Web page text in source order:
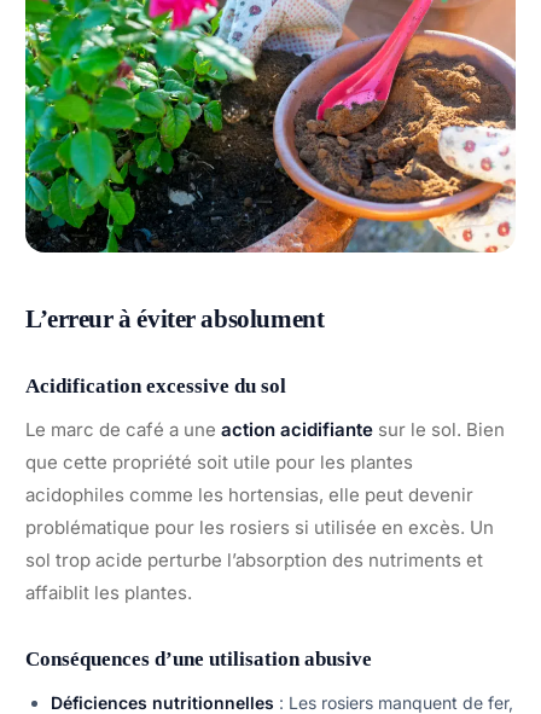
L’erreur à éviter absolument
Acidification excessive du sol
Le marc de café a une action acidifiante sur le sol. Bien
que cette propriété soit utile pour les plantes
acidophiles comme les hortensias, elle peut devenir
problématique pour les rosiers si utilisée en excès. Un
sol trop acide perturbe l’absorption des nutriments et
affaiblit les plantes.
Conséquences d’une utilisation abusive
Déficiences nutritionnelles : Les rosiers manquent de fer,